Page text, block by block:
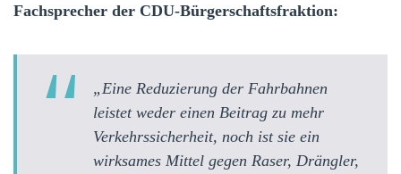
Fachsprecher der CDU-Bürgerschaftsfraktion:
„Eine Reduzierung der Fahrbahnen
leistet weder einen Beitrag zu mehr
Verkehrssicherheit, noch ist sie ein
wirksames Mittel gegen Raser, Drängler,